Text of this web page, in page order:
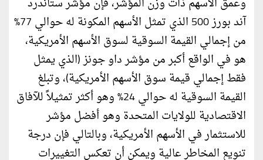
آند بورز 500 الذي تمثل الأسهم المكونة له حوالي 77%
من إجمالي القيمة السوقية لسوق الأسهم الأمريكية،
هو في الواقع أكبر من مؤشر داو جونز (الذي يمثل
فقط إجمالي قيمة سوق الأسهم الأمريكية)، وتبلغ
القيمة السوقية له حوالي 24% وهو أكثر تمثيلاً للآفاق
الاقتصادية للولايات المتحدة وهو أفضل مؤشر
للاستثمار في الأسهم الأمريكية، وبالتالي فإن درجة
تنويع المخاطر عالية ويمكن أن تعكس التغييرات